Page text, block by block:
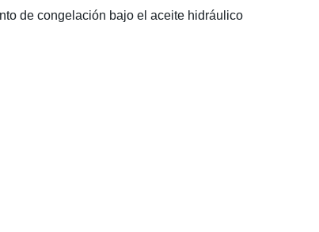
de congelación bajo el aceite hidráulico